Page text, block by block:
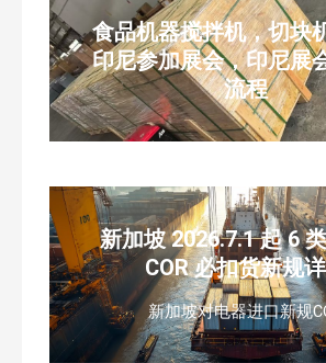
食品机器搅拌机，切块
印尼参加展会，印尼展
流程
新加坡 2026.7.1 起 6
COR 必扣货新规
新加坡对电器进口新规